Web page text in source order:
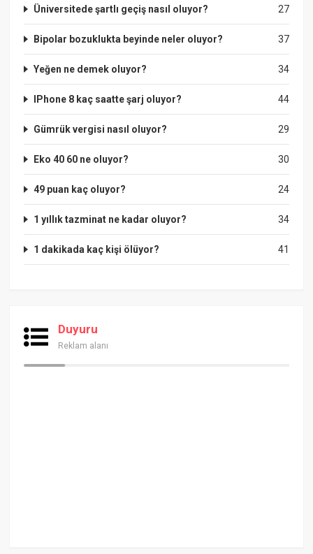
27
Üniversitede şartlı geçiş nasıl oluyor?
37
Bipolar bozuklukta beyinde neler oluyor?
34
Yeğen ne demek oluyor?
44
IPhone 8 kaç saatte şarj oluyor?
29
Gümrük vergisi nasıl oluyor?
30
Eko 40 60 ne oluyor?
24
49 puan kaç oluyor?
34
1 yıllık tazminat ne kadar oluyor?
41
1 dakikada kaç kişi ölüyor?
Duyuru
Reklam alanı